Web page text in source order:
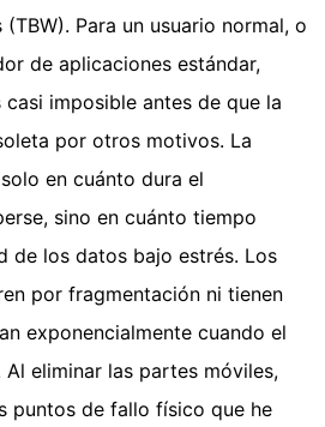
Para un usuario normal, o
de aplicaciones estándar,
imposible antes de que la
por otros motivos. La
en cuánto dura el
sino en cuánto tiempo
de los datos bajo estrés. Los
por fragmentación ni tienen
exponencialmente cuando el
eliminar las partes móviles,
puntos de fallo físico que he